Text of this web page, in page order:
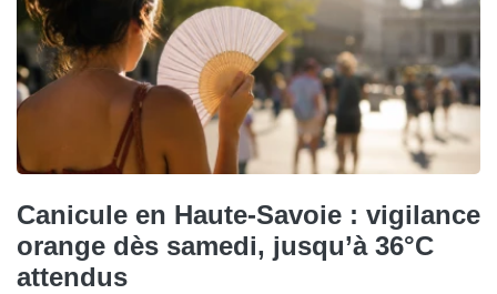
Canicule en Haute-Savoie : vigilance
orange dès samedi, jusqu’à 36°C
attendus